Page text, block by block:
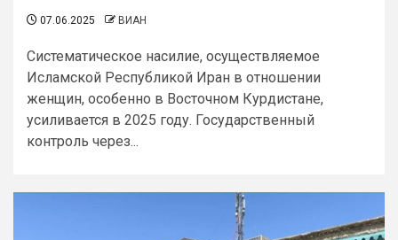
07.06.2025 ВИАН
Систематическое насилие, осуществляемое
Исламской Республикой Иран в отношении
женщин, особенно в Восточном Курдистане,
усиливается в 2025 году. Государственный
контроль через...